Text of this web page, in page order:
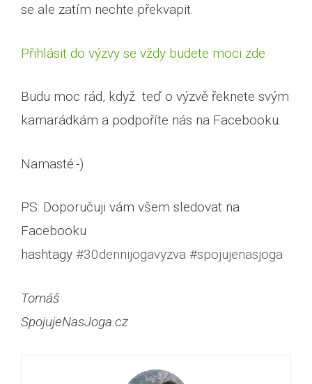
se ale zatím nechte překvapit.
Přihlásit do výzvy se vždy budete moci zde
Budu moc rád, když teď o výzvě řeknete svým
kamarádkám a podpoříte nás na Facebooku.
Namasté:-)
PS: Doporučuji vám všem sledovat na
Facebooku
hashtagy #30dennijogavyzva #spojujenasjoga
Tomáš
SpojujeNasJoga.cz